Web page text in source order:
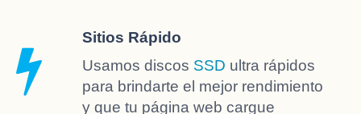
Sitios Rápido
Usamos discos SSD ultra rápidos
para brindarte el mejor rendimiento
y que tu página web cargue